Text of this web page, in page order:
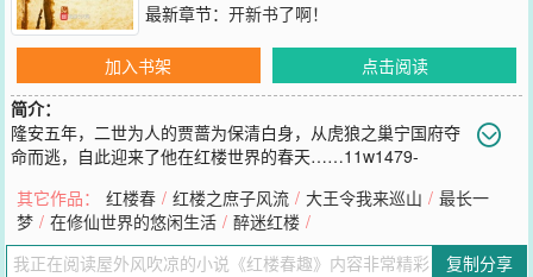
最新章节： 开新书了啊！
加入书架
点击阅读
简介：
隆安五年，二世为人的贾蔷为保清白身，从虎狼之巢宁国府夺
命而逃，自此迎来了他在红楼世界的春天……11w1479-
您要是觉得《红楼春趣》还不错的话请不要忘记向您QQ群和微博微信
里的朋友推荐哦！
其它作品： 红楼春 / 红楼之庶子风流 / 大王令我来巡山 / 最长一
梦 / 在修仙世界的悠闲生活 / 醉迷红楼 /
复制分享